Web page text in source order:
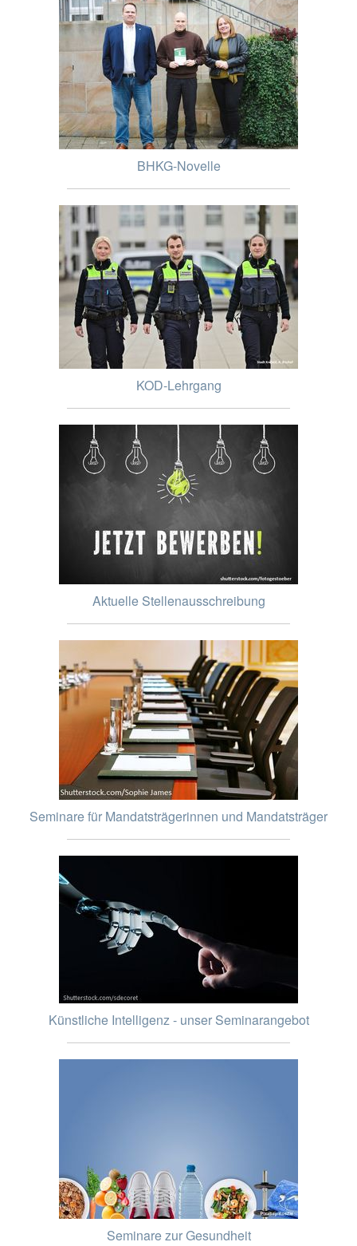
BHKG-Novelle
KOD-Lehrgang
Aktuelle Stellenausschreibung
Seminare für Mandatsträgerinnen und Mandatsträger
Künstliche Intelligenz - unser Seminarangebot
Seminare zur Gesundheit